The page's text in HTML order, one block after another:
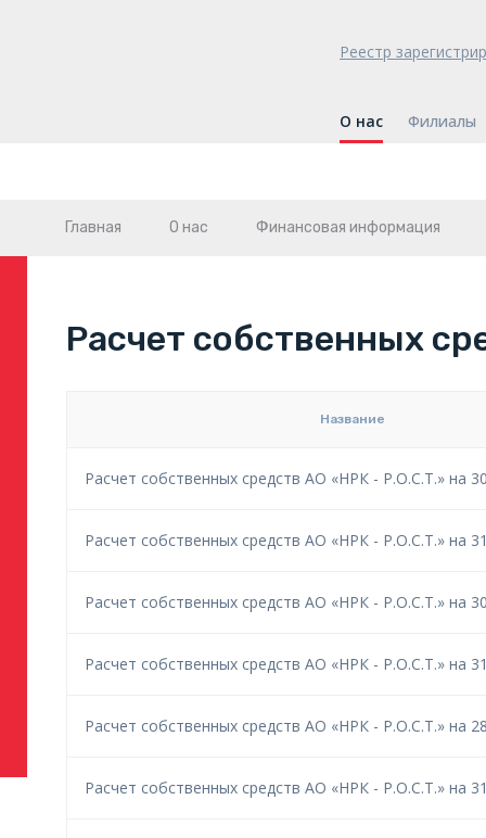
Реестр
О нас Филиалы
Главная О нас Финансовая информация
Расчет собственных
Название
Расчет собственных средств АО «НРК - Р.О.С.Т.» на
Расчет собственных средств АО «НРК - Р.О.С.Т.» на
Расчет собственных средств АО «НРК - Р.О.С.Т.» на
Расчет собственных средств АО «НРК - Р.О.С.Т.» на
Расчет собственных средств АО «НРК - Р.О.С.Т.» на
Расчет собственных средств АО «НРК - Р.О.С.Т.» на